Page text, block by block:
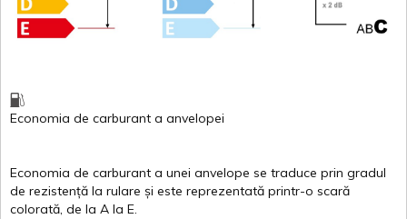
Economia de carburant a anvelopei
Economia de carburant a unei anvelope se traduce prin gradul
de rezistență la rulare și este reprezentată printr-o scară
colorată, de la A la E.